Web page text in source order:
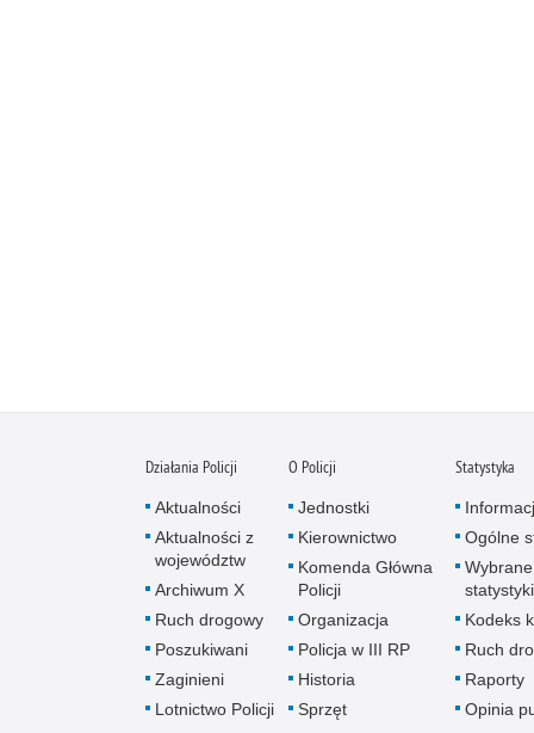
Działania Policji
Aktualności
Aktualności z
województw
Archiwum X
Ruch drogowy
Poszukiwani
Zaginieni
Lotnictwo Policji
O Policji
Jednostki
Kierownictwo
Komenda Główna
Policji
Organizacja
Policja w III RP
Historia
Sprzęt
Statystyka
Ogólne
Wybrane
statystyki
Kodeks
Ruch
Raporty
Opinia